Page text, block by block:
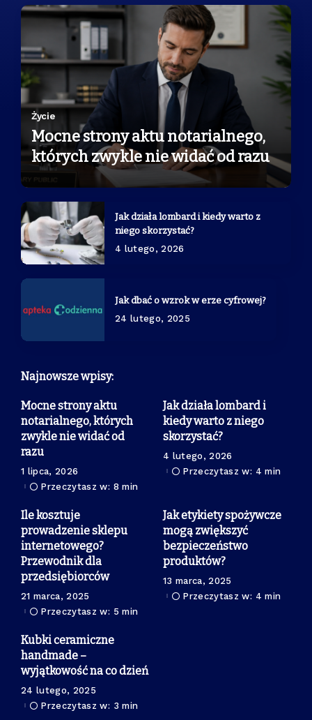
Życie
Mocne strony aktu notarialnego,
których zwykle nie widać od razu
Życie
Jak działa lombard i kiedy warto z
niego skorzystać?
4 lutego, 2026
Jak dbać o wzrok w erze cyfrowej?
24 lutego, 2025
Najnowsze wpisy:
Mocne strony aktu
notarialnego, których
zwykle nie widać od
razu
1 lipca, 2026
Przeczytasz w: 8 min
Jak działa lombard i
kiedy warto z niego
skorzystać?
4 lutego, 2026
Przeczytasz w: 4 min
Ile kosztuje
prowadzenie sklepu
internetowego?
Przewodnik dla
przedsiębiorców
21 marca, 2025
Przeczytasz w: 5 min
Jak etykiety spożywcze
mogą zwiększyć
bezpieczeństwo
produktów?
13 marca, 2025
Przeczytasz w: 4 min
Kubki ceramiczne
handmade –
wyjątkowość na co dzień
24 lutego, 2025
Przeczytasz w: 3 min